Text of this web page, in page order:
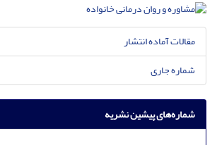
مقالات آماده انتشار
شماره جاری
شماره‌های پیشین نشریه